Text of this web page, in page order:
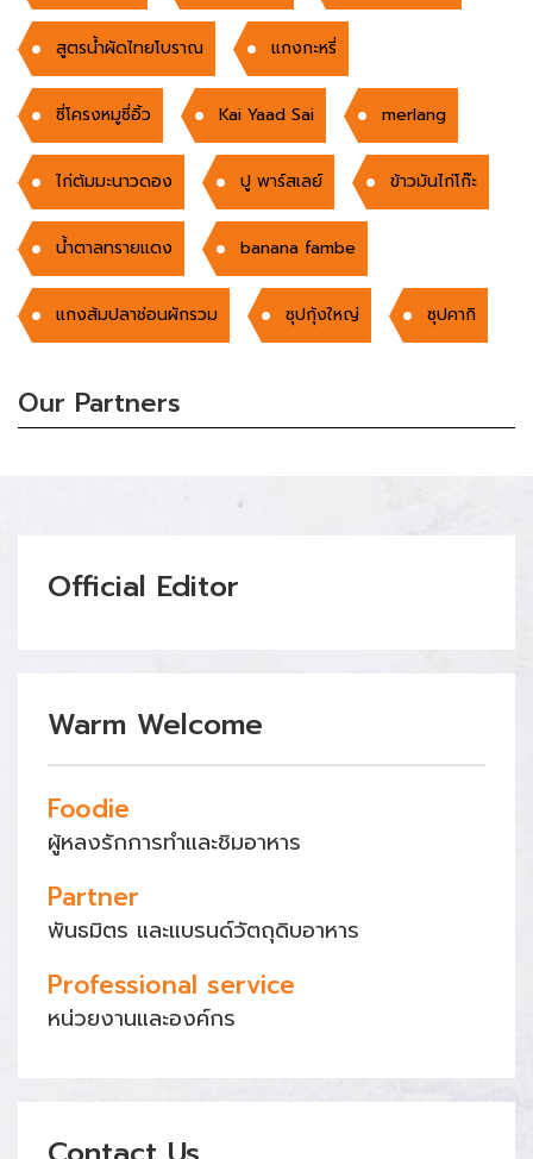
สูตรน้ำผัดไทยโบราณ แกงกะหรี่
ซี่โครงหมูซี่อิ้ว Kai Yaad Sai merlang
ไก่ต้มมะนาวดอง ปู พาร์สเลย์ ข้าวมันไก่โก๊ะ
น้ำตาลทรายแดง banana fambe
แกงส้มปลาช่อนผักรวม ซุปกุ้งใหญ่ ซุปคากิ
Our Partners
Official Editor
Warm Welcome
Foodie
ผู้หลงรักการทำและชิมอาหาร
Partner
พันธมิตร และแบรนด์วัตถุดิบอาหาร
Professional service
หน่วยงานและองค์กร